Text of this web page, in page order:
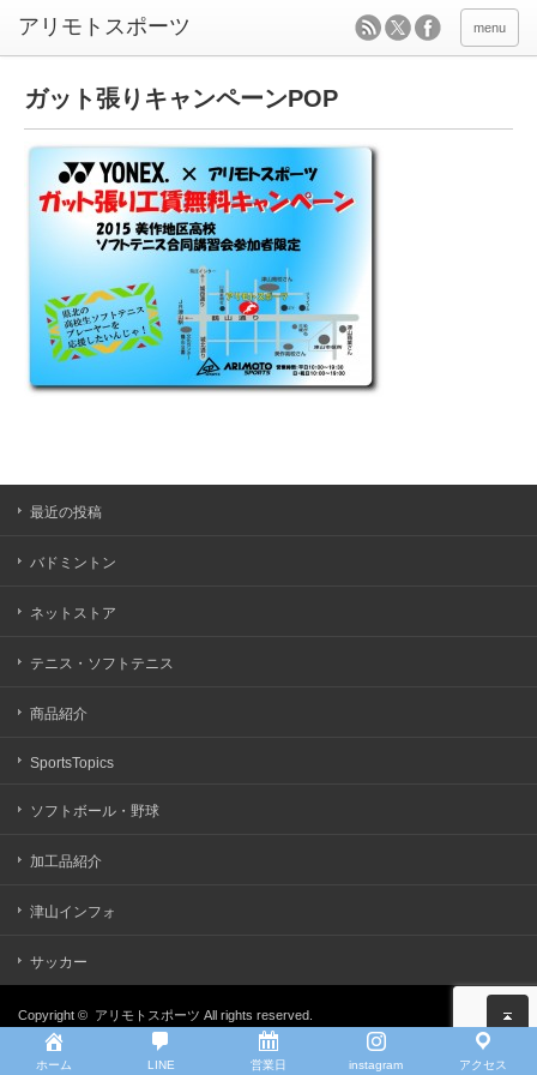
menu
ガット張りキャンペーンPOP
最近の投稿
バドミントン
ネットストア
テニス・ソフトテニス
商品紹介
SportsTopics
ソフトボール・野球
加工品紹介
津山インフォ
サッカー
Copyright © アリモトスポーツ All rights reserved.
ホーム LINE 営業日 instagram アクセス